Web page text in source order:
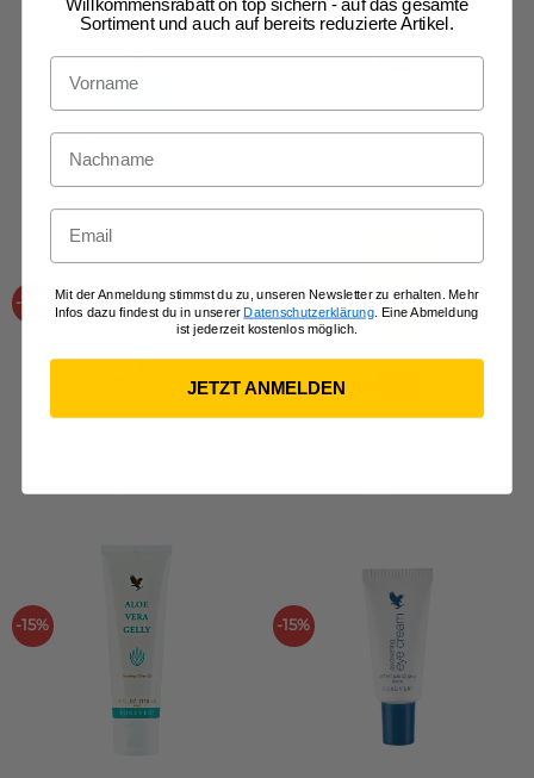
Ab €20,69 inkl. MwSt.
-15% -15%
-15% -15%
Sortiment und auch auf bereits reduzierte Artikel.
Vorname
Nachname
Email
Mit der Anmeldung stimmst du zu, unseren Newsletter zu erhalten. Mehr
Infos dazu findest du in unsererDatenschutzerklärung . Eine Abmeldung
ist jederzeit kostenlos möglich.
JETZT ANMELDEN